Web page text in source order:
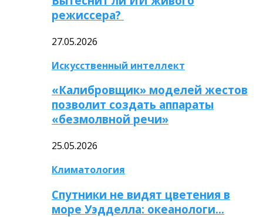
режиссера?
27.05.2026
Искусственный интеллект
«Калибровщик» моделей жестов
позволит создать аппараты
«безмолвной речи»
25.05.2026
Климатология
Спутники не видят цветения в
море Уэдделла: океанологи…